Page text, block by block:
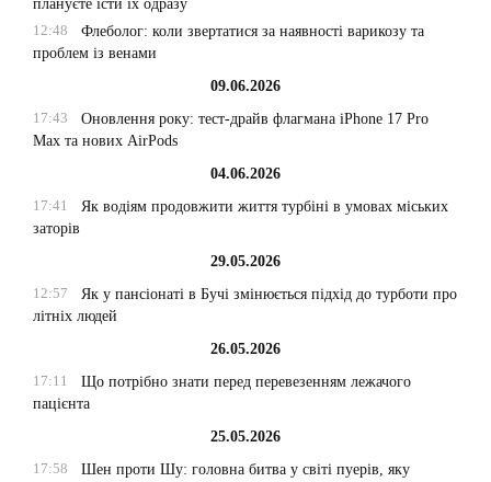
плануєте їсти їх одразу
12:48
Флеболог: коли звертатися за наявності варикозу та
проблем із венами
09.06.2026
17:43
Оновлення року: тест-драйв флагмана iPhone 17 Pro
Max та нових AirPods
04.06.2026
17:41
Як водіям продовжити життя турбіні в умовах міських
заторів
29.05.2026
12:57
Як у пансіонаті в Бучі змінюється підхід до турботи про
літніх людей
26.05.2026
17:11
Що потрібно знати перед перевезенням лежачого
пацієнта
25.05.2026
17:58
Шен проти Шу: головна битва у світі пуерів, яку